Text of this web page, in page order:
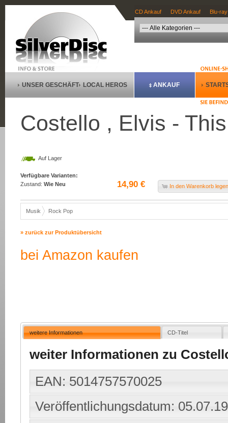
CD Ankauf DVD Ankauf Blu-
UNSER GESCHÄFT LOCAL HEROS ANKAUF
Costello , Elvis -
Auf Lager
Verfügbare Varianten:
Zustand: Wie Neu 14,90 € In den Warenkorb
Musik Rock Pop
» zurück zur Produktübersicht
bei Amazon kaufen
weitere Informationen CD-Titel
weiter Informationen zu
EAN: 5014757570025
Veröffentlichungsdatum: